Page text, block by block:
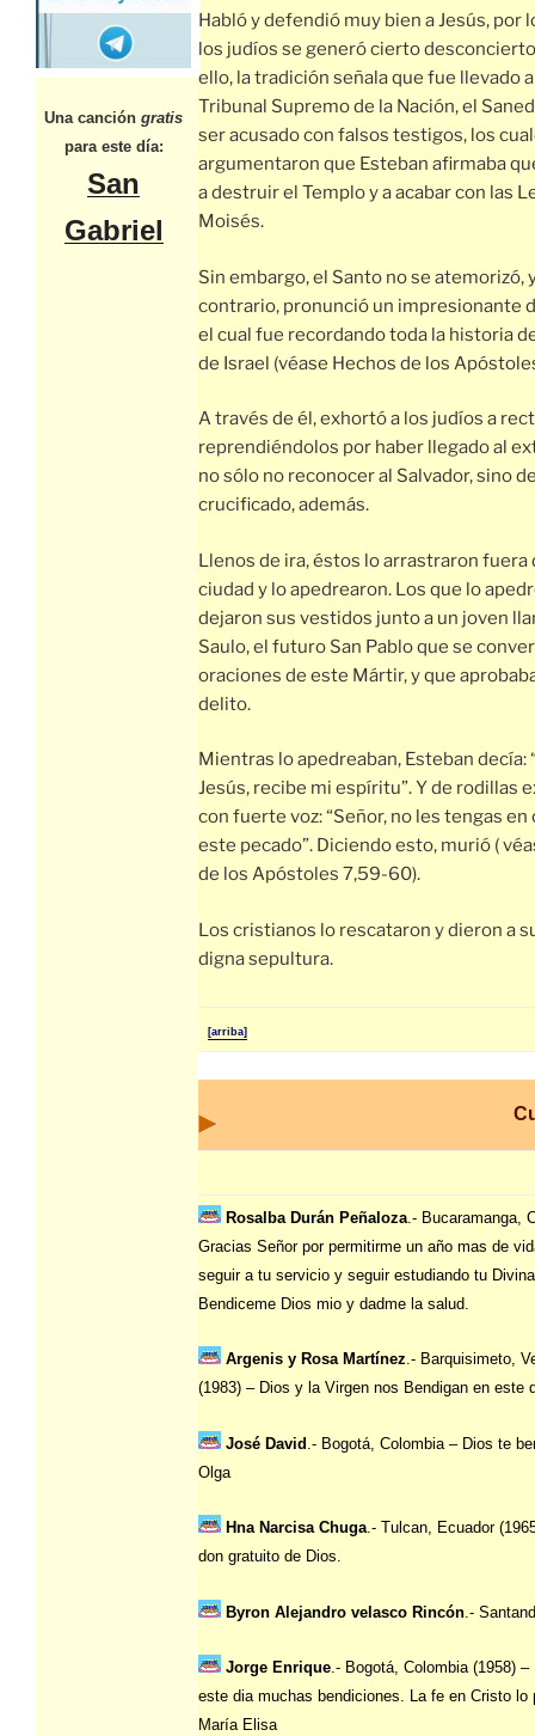
Una canción gratis
para este día:
San
Gabriel
Habló y defendió muy bien a Jesús, por
los judíos se generó cierto
ello, la tradición señala que fue llevado
Tribunal Supremo de la Nación, el
ser acusado con falsos testigos, los
argumentaron que Esteban afirmaba
a destruir el Templo y a acabar con las
Moisés.
Sin embargo, el Santo no se atemorizó,
contrario, pronunció un impresionante
el cual fue recordando toda la historia
de Israel (véase Hechos de los
A través de él, exhortó a los judíos a
reprendiéndolos por haber llegado al
no sólo no reconocer al Salvador, sino
crucificado, además.
Llenos de ira, éstos lo arrastraron fuera
ciudad y lo apedrearon. Los que lo
dejaron sus vestidos junto a un joven
Saulo, el futuro San Pablo que se
oraciones de este Mártir, y que
delito.
Mientras lo apedreaban, Esteban decía:
Jesús, recibe mi espíritu”. Y de rodillas
con fuerte voz: “Señor, no les tengas en
este pecado”. Diciendo esto, murió (
de los Apóstoles 7,59-60).
Los cristianos lo rescataron y dieron a
digna sepultura.
[arriba]
Rosalba Durán Peñaloza .- Bucaramanga,
Gracias Señor por permitirme un año mas de
seguir a tu servicio y seguir estudiando tu
Bendiceme Dios mio y dadme la salud.
Argenis y Rosa Martínez.- Barquisimeto,
(1983) – Dios y la Virgen nos Bendigan en este
José David .- Bogotá, Colombia – Dios te
Olga
Hna Narcisa Chuga.- Tulcan, Ecuador
don gratuito de Dios.
Byron Alejandro velasco Rincón .-
Jorge Enrique.- Bogotá, Colombia (1958) –
este dia muchas bendiciones. La fe en Cristo lo
María Elisa